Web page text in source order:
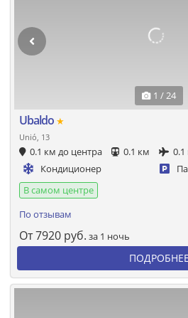
1 / 24
Ubaldo ★
Unió, 13
0.1 км до центра 0.1 км
0.1
Кондиционер
В самом центре
По отзывам
От7920 руб. за 1 ночь
ПОДРОБНЕЕ